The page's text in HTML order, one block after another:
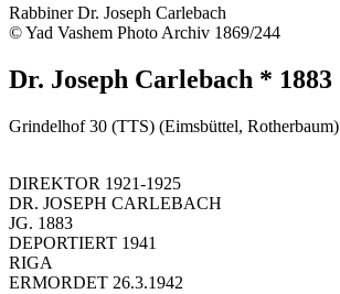
Rabbiner Dr. Joseph Carlebach
© Yad Vashem Photo Archiv 1869/244
Dr. Joseph Carlebach * 1883
Grindelhof 30 (TTS) (Eimsbüttel, Rotherbaum)
DIREKTOR 1921-1925
DR. JOSEPH CARLEBACH
JG. 1883
DEPORTIERT 1941
RIGA
ERMORDET 26.3.1942